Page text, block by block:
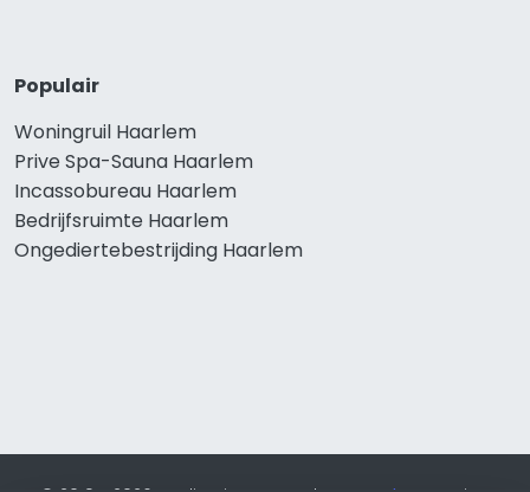
Populair
Woningruil Haarlem
Prive Spa-Sauna Haarlem
Incassobureau Haarlem
Bedrijfsruimte Haarlem
Ongediertebestrijding Haarlem